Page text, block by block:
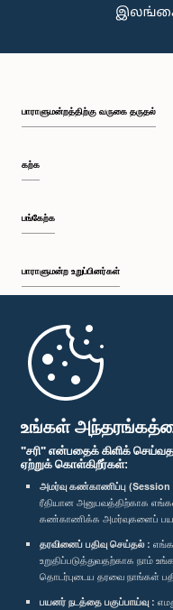
உங்கள்
"சரி" என்பதைக் கிளிக்
ஏற்றுக் கொள்கிறீர்கள்:
அமர்வு கண்காணிப்பு
ரீதியான அனுபவத்திற்காக
கண்காணிக்க அமர்வுகளைப்
தரவினைப் பதிவு செய்தல் :
உறுதிப்படுத்துவதற்காக நாம்
தொடர்புடைய தரவை நாங்கள்
பயனர் நடத்தை பகுப்பாய்வு :
பாராளுமன்றத்திற்கு வருகை தருதல்
கற்க
பங்கேற்க
பாராளுமன்ற உறுப்பினர்கள்
முதற்பக்கம்
பாராளுமன்ற கையடக்க செயலி
எம்மை பின்தொடர்க :
விருதுகள்